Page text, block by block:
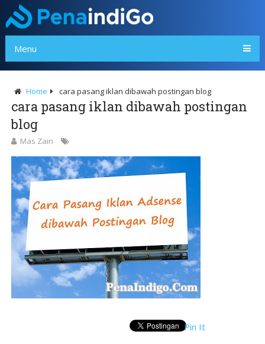
Menu
Home cara pasang iklan dibawah postingan blog
cara pasang iklan dibawah postingan
blog
Mas Zain
Pin It